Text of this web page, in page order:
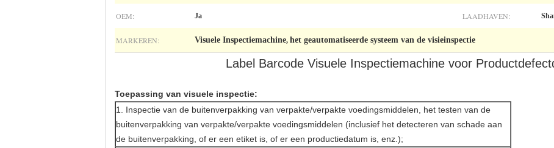
OEM: Ja LAADHAVEN:
MARKEREN: Visuele Inspectiemachine, het geautomatiseerde systeem van de visieinspectie
Label Barcode Visuele Inspectiemachine voor
Toepassing van visuele inspectie:
1. Inspectie van de buitenverpakking van verpakte/verpakte voedingsmiddelen, het testen van de
buitenverpakking van verpakte/verpakte voedingsmiddelen (inclusief het detecteren van schade aan
de buitenverpakking, of er een etiket is, of er een productiedatum is, enz.);